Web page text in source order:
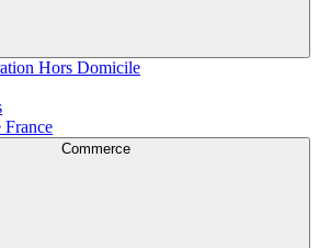
Hors Domicile
France
Commerce